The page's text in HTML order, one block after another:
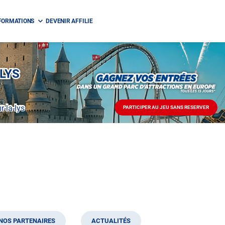
DEVENIR AFFILIE
PARTICIPER AU JEU SANS RESERVER
PARTICIPER
AU
JEU
la-lys
PARTENAIRES ACTUALITÉS